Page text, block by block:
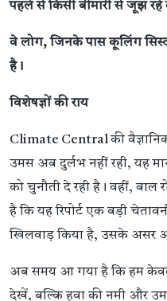
पहले से किसी बीमारी से जूझ रहे
वे लोग, जिनके पास कूलिंग
है।
विशेषज्ञों की राय
Climate Central की
उमस अब दुर्लभ नहीं रही, यह
को चुनौती दे रही है। वहीं, बाल
है कि यह रिपोर्ट एक बड़ी
खिलवाड़ किया है, उसके असर
अब समय आ गया है कि हम केवल
देखें, बल्कि हवा की नमी और